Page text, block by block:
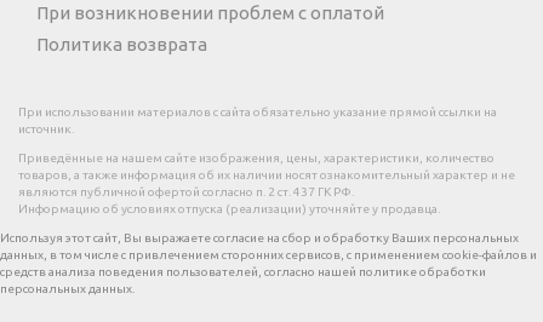
При возникновении проблем с оплатой
Политика возврата
При использовании материалов с сайта обязательно указание прямой ссылки на
источник.
Приведённые на нашем сайте изображения, цены, характеристики, количество
товаров, а также информация об их наличии носят ознакомительный характер и не
являются публичной офертой согласно п. 2 ст. 437 ГК РФ.
Информацию об условиях отпуска (реализации) уточняйте у продавца.
Используя этот сайт, Вы выражаете согласие на сбор и обработку Ваших персональных
данных, в том числе с привлечением сторонних сервисов, с применением cookie-файлов и
средств анализа поведения пользователей, согласно нашей политике обработки
персональных данных.